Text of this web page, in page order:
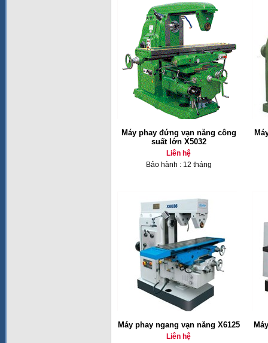
Máy phay đứng vạn năng công
suất lớn X5032
Liên hệ
Bảo hành : 12 tháng
Máy phay ngang vạn năng X6125
Liên hệ